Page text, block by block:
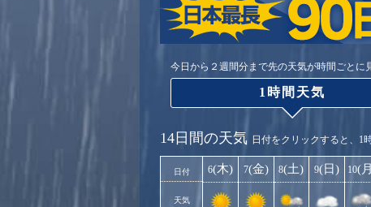
今日から２週間分まで先の天気が時間ごとに
1時間天気
14日間の天気 日付をクリックすると、1
日付
天気
6(木) 7(金) 8(土) 9(日) 10(